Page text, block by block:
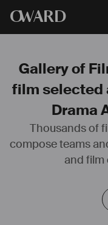
OWARD
Gallery of
film selected
Drama
Thousands of
compose teams
and film